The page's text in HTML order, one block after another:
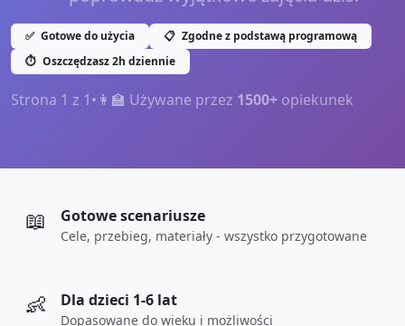
✅ Gotowe do użycia 📋 Zgodne z podstawą programową
⏱️ Oszczędzasz 2h dziennie
Strona 1 z 1• 👩‍🏫 Używane przez 1500+ opiekunek
📖 Gotowe scenariusze
Cele, przebieg, materiały - wszystko przygotowane
👶 Dla dzieci 1-6 lat
Dopasowane do wieku i możliwości